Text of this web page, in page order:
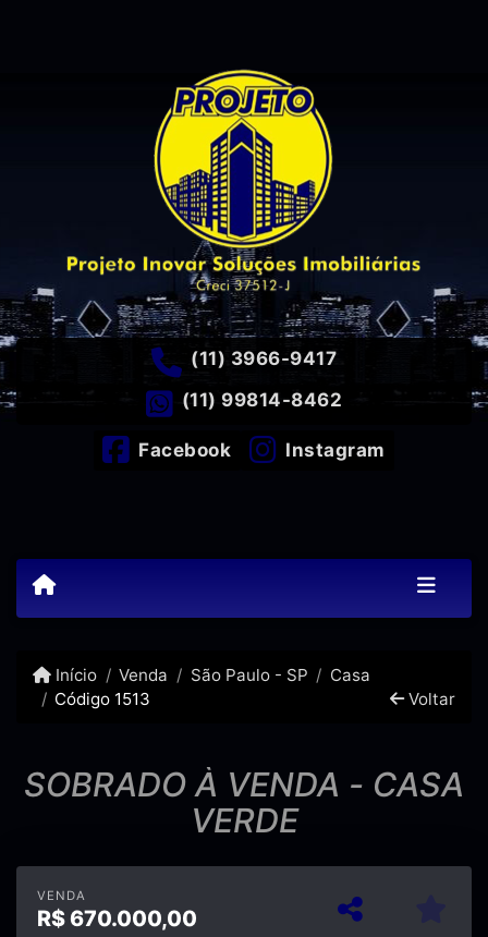
(11) 3966-9417
(11) 99814-8462
Facebook Instagram
Início Venda São Paulo - SP
Casa
Código 1513
Voltar
SOBRADO À VENDA - CASA
VERDE
VENDA
R$670.000,00